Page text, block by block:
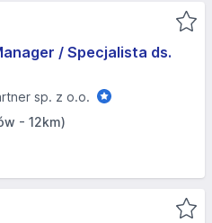
/ Specjalista ds.
sp. z o.o.
- 12km)